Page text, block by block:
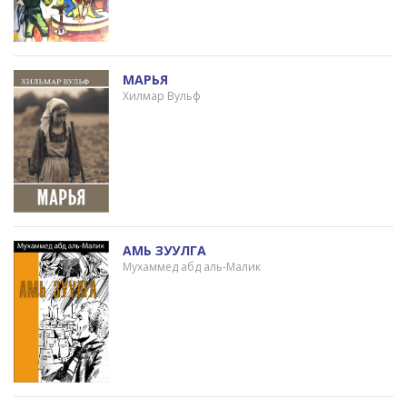
МАРЬЯ
Хилмар Вульф
АМЬ ЗУУЛГА
Мухаммед абд аль-Малик